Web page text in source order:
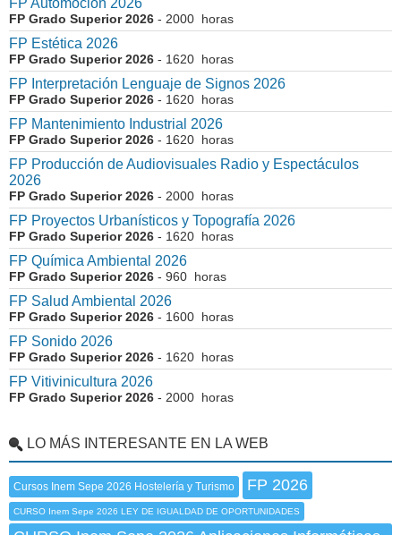
FP Automoción 2026
FP Grado Superior 2026 - 2000 horas
FP Estética 2026
FP Grado Superior 2026 - 1620 horas
FP Interpretación Lenguaje de Signos 2026
FP Grado Superior 2026 - 1620 horas
FP Mantenimiento Industrial 2026
FP Grado Superior 2026 - 1620 horas
FP Producción de Audiovisuales Radio y Espectáculos
2026
FP Grado Superior 2026 - 2000 horas
FP Proyectos Urbanísticos y Topografía 2026
FP Grado Superior 2026 - 1620 horas
FP Química Ambiental 2026
FP Grado Superior 2026 - 960 horas
FP Salud Ambiental 2026
FP Grado Superior 2026 - 1600 horas
FP Sonido 2026
FP Grado Superior 2026 - 1620 horas
FP Vitivinicultura 2026
FP Grado Superior 2026 - 2000 horas
LO MÁS INTERESANTE EN LA WEB
Cursos Inem Sepe 2026 Hostelería y Turismo FP 2026
CURSO Inem Sepe 2026 LEY DE IGUALDAD DE OPORTUNIDADES